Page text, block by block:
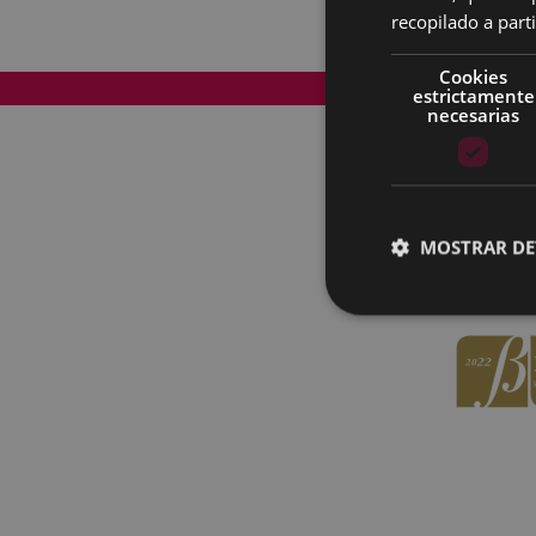
Mapa del Sitio
recopilado a
Cookies
estrictamente
necesarias
MOSTRAR